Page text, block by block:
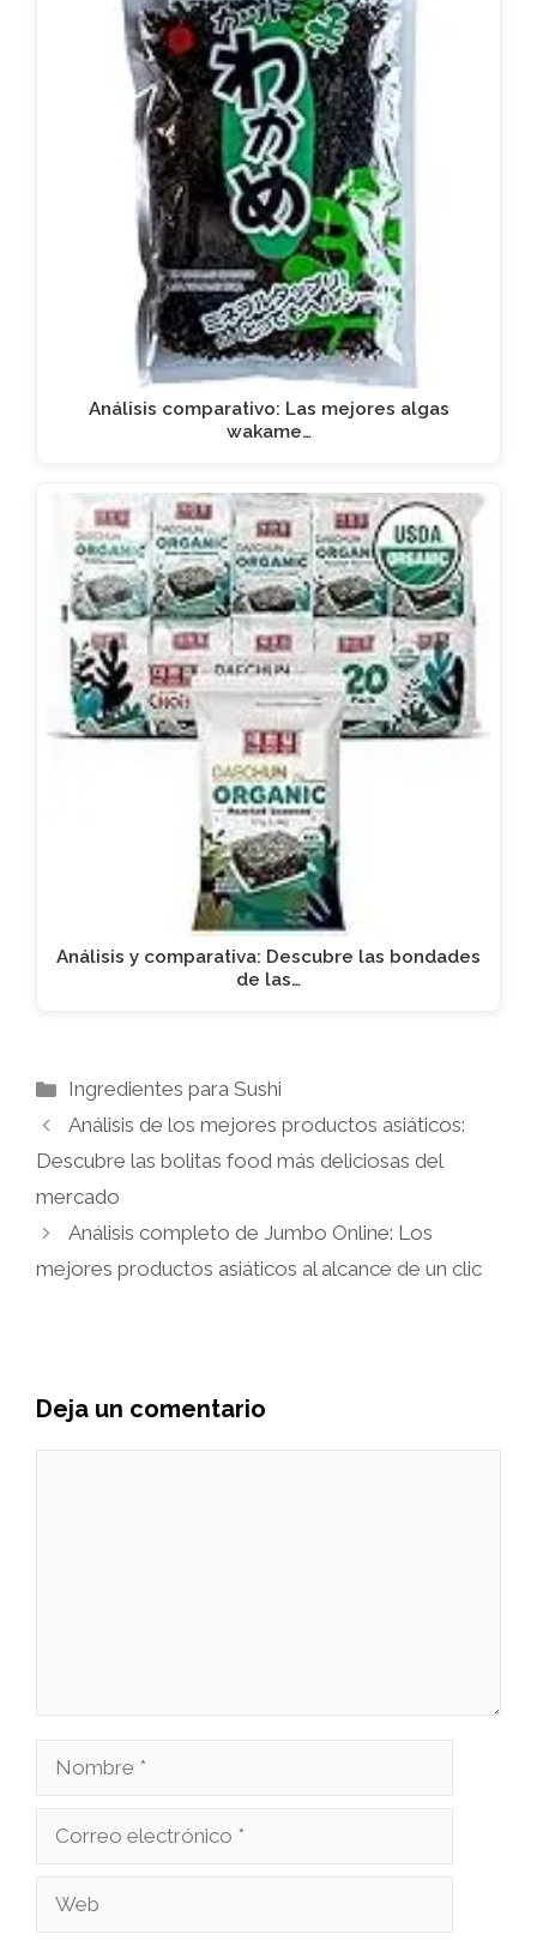
Análisis comparativo: Las mejores algas
wakame…
Análisis y comparativa: Descubre las bondades
de las…
Categorías
Ingredientes para Sushi
Análisis de los mejores productos asiáticos:
Descubre las bolitas food más deliciosas del
mercado
Análisis completo de Jumbo Online: Los
mejores productos asiáticos al alcance de un clic
Deja un comentario
Nombre
Correo
Web